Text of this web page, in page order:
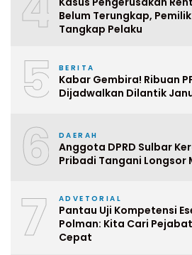
Belum Terungkap,
Tangkap Pelaku
5 BERITA
Kabar Gembira! Ribuan
Dijadwalkan Dilantik
6 DAERAH
Anggota DPRD Sulbar
Pribadi Tangani Longsor
7 ADVETORIAL
Pantau Uji Kompetensi
Polman: Kita Cari
Cepat